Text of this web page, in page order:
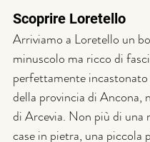
Scoprire Loretello
Arriviamo a Loretello un
minuscolo ma ricco di
perfettamente
della provincia di Ancona,
di Arcevia. Non più di una
case in pietra, una piccola